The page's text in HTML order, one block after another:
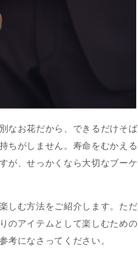
なお花だから、できるだけそば
ちがしません。寿命をむかえる
が、せっかくなら大切なブーケ
しむ方法をご紹介します。ただ
のアイテムとして楽しむための
考になさってください。